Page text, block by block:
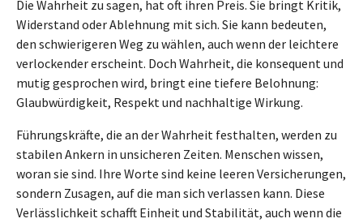
Die Wahrheit zu sagen, hat oft ihren Preis. Sie bringt Kritik,
Widerstand oder Ablehnung mit sich. Sie kann bedeuten,
den schwierigeren Weg zu wählen, auch wenn der leichtere
verlockender erscheint. Doch Wahrheit, die konsequent und
mutig gesprochen wird, bringt eine tiefere Belohnung:
Glaubwürdigkeit, Respekt und nachhaltige Wirkung.
Führungskräfte, die an der Wahrheit festhalten, werden zu
stabilen Ankern in unsicheren Zeiten. Menschen wissen,
woran sie sind. Ihre Worte sind keine leeren Versicherungen,
sondern Zusagen, auf die man sich verlassen kann. Diese
Verlässlichkeit schafft Einheit und Stabilität, auch wenn die